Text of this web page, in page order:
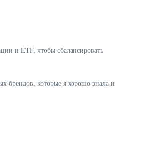
и ETF, чтобы сбалансировать
брендов, которые я хорошо знала и